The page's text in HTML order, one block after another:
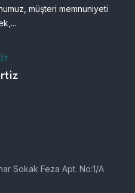
müşteri memnuniyeti
Sokak Feza Apt. No:1/A